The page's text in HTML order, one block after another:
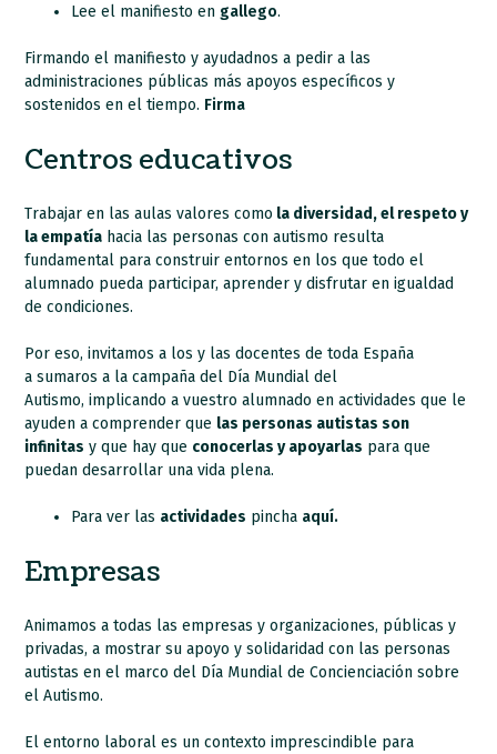
Lee el manifiesto en gallego.
Firmando el manifiesto y ayudadnos a pedir a las
administraciones públicas más apoyos específicos y
sostenidos en el tiempo. Firma
Centros educativos
Trabajar en las aulas valores como la diversidad, el respeto y
la empatía hacia las personas con autismo resulta
fundamental para construir entornos en los que todo el
alumnado pueda participar, aprender y disfrutar en igualdad
de condiciones.
Por eso, invitamos a los y las docentes de toda España
a sumaros a la campaña del Día Mundial del
Autismo, implicando a vuestro alumnado en actividades que le
ayuden a comprender que las personas autistas son
infinitas y que hay que conocerlas y apoyarlas para que
puedan desarrollar una vida plena.
Para ver las actividades pincha aquí.
Empresas
Animamos a todas las empresas y organizaciones, públicas y
privadas, a mostrar su apoyo y solidaridad con las personas
autistas en el marco del Día Mundial de Concienciación sobre
el Autismo.
El entorno laboral es un contexto imprescindible para